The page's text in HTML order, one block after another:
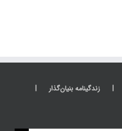
زندگینامه بنیان‌گذار